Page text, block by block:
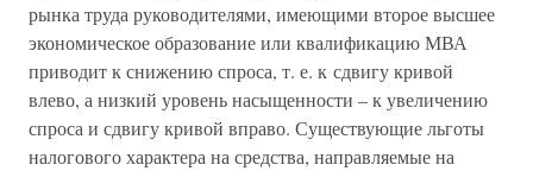
рынка труда руководителями, имеющими второе высшее
экономическое образование или квалификацию МВА
приводит к снижению спроса, т. е. к сдвигу кривой
влево, а низкий уровень насыщенности – к увеличению
спроса и сдвигу кривой вправо. Существующие льготы
налогового характера на средства, направляемые на